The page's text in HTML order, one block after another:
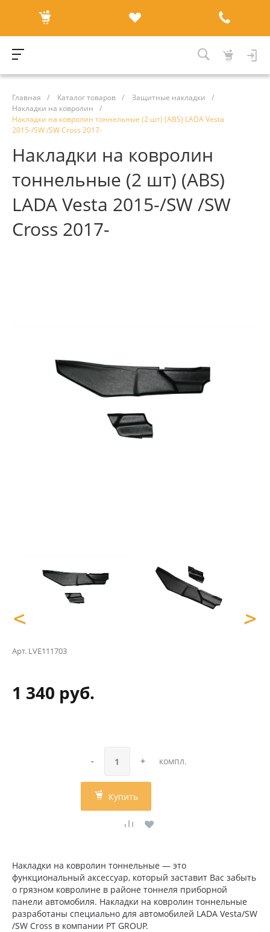
Главная / Каталог товаров / Защитные накладки
/
Накладки на ковролин
/
Накладки на ковролин тоннельные (2 шт) (ABS) LADA Vesta
2015-/SW /SW Cross 2017-
Накладки на ковролин
тоннельные (2 шт) (ABS)
LADA Vesta 2015-/SW /SW
Cross 2017-
< >
Арт. LVE111703
1 340 руб.
- + компл.
Купить
Накладки на ковролин тоннельные — это
функциональный аксессуар, который заставит Вас забыть
о грязном ковролине в районе тоннеля приборной
панели автомобиля. Накладки на ковролин тоннельные
разработаны специально для автомобилей LADA Vesta/SW
/SW Cross в компании PT GROUP.